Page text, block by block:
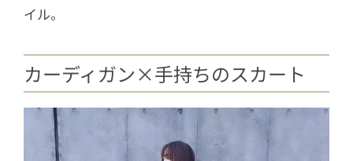
イル。
カーディガン×手持ちのスカート